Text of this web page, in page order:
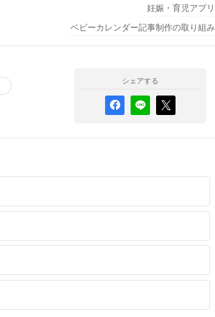
産院用を使っていて、乳首は流量大を使用していま
っこやうんちしっかり出ていて、体重も増えている
と言われています。 体重が増えていても、このくら
い飲むのに時間がかかるのは問題ないのでしょう
妊娠・育児アプリ
ベビーカレンダー記事制作の取り組み
シェアする